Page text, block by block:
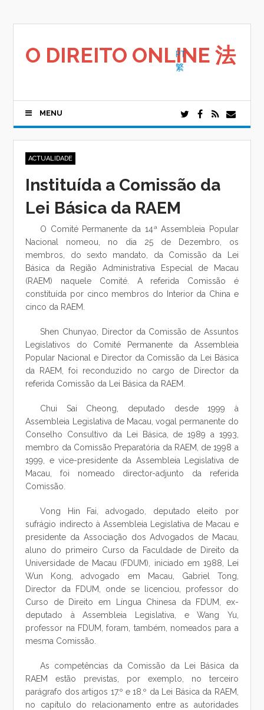
O DIREITO ONLINE 法
PT
繁
MENU
ACTUALIDADE
Instituída a Comissão da
Lei Básica da RAEM
O Comité Permanente da 14ª Assembleia Popular
Nacional nomeou, no dia 25 de Dezembro, os
membros, do sexto mandato, da Comissão da Lei
Básica da Região Administrativa Especial de Macau
(RAEM) naquele Comité. A referida Comissão é
constituída por cinco membros do Interior da China e
cinco da RAEM.
Shen Chunyao, Director da Comissão de Assuntos
Legislativos do Comité Permanente da Assembleia
Popular Nacional e Director da Comissão da Lei Básica
da RAEM, foi reconduzido no cargo de Director da
referida Comissão da Lei Básica da RAEM.
Chui Sai Cheong, deputado desde 1999 à
Assembleia Legislativa de Macau, vogal permanente do
Conselho Consultivo da Lei Básica, de 1989 a 1993,
membro da Comissão Preparatória da RAEM, de 1998 a
1999, e vice-presidente da Assembleia Legislativa de
Macau, foi nomeado director-adjunto da referida
Comissão.
Vong Hin Fai, advogado, deputado eleito por
sufrágio indirecto à Assembleia Legislativa de Macau e
presidente da Associação dos Advogados de Macau,
aluno do primeiro Curso da Faculdade de Direito da
Universidade de Macau (FDUM), iniciado em 1988, Lei
Wun Kong, advogado em Macau, Gabriel Tong,
Director da FDUM, onde se licenciou, professor do
Curso de Direito em Língua Chinesa da FDUM, ex-
deputado à Assembleia Legislativa, e Wang Yu,
professor na FDUM, foram, também, nomeados para a
mesma Comissão.
As competências da Comissão da Lei Básica da
RAEM estão previstas, por exemplo, no terceiro
parágrafo dos artigos 17.º e 18.º da Lei Básica da RAEM,
no capítulo do relacionamento entre as autoridades